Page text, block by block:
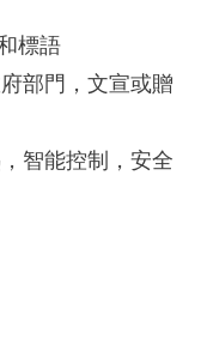
標語
部門，文宣或贈
智能控制，安全